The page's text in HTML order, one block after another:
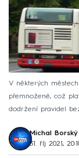
V některých
přemnožené, což
dodržení pravidel
Michal Borský
31. říj 2021,